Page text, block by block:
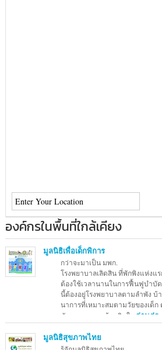
องค์กรในพื้นที่ใกล้เคียง
มูลนิธิเพื่อเด็กพิการ
กว่าจะมาเป็น มพก.
โรงพยาบาลเลิดสิน ที่พักพิงแห่งแ
ต้องใช้เวลานานในการฟื้นฟูบำบั
นี้ต้องอยู่โรงพยาบาลตามลำพัง บ้
นาการที่เหมาะสมตามวัยของเด็ก
พัฒนาการทางด้านจิตใจ
อ่านต่อ
มูลนิธิสุขภาพไทย